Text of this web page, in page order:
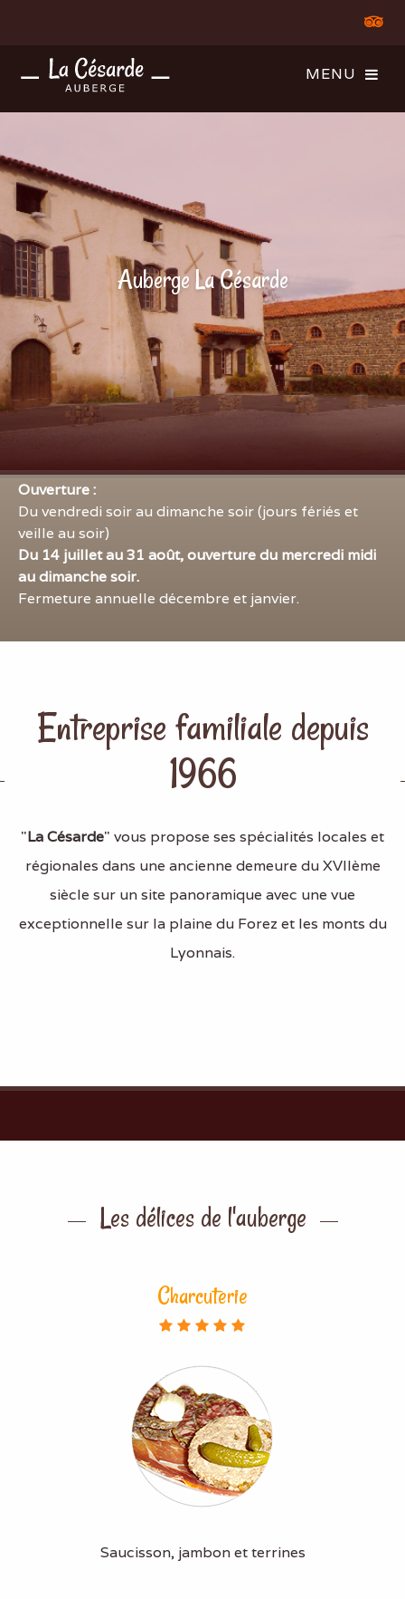
Auberge La Césarde
Ouverture :
Du vendredi soir au dimanche soir (jours fériés et
veille au soir)
Du 14 juillet au 31 août, ouverture du mercredi midi
au dimanche soir.
Fermeture annuelle décembre et janvier.
Entreprise familiale depuis
1966
"La Césarde" vous propose ses spécialités locales et
régionales dans une ancienne demeure du XVIIème
siècle sur un site panoramique avec une vue
exceptionnelle sur la plaine du Forez et les monts du
Lyonnais.
Les délices de l'auberge
Charcuterie
Saucisson, jambon et terrines